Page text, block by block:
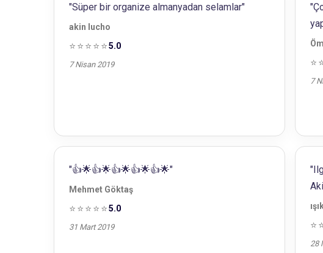
"Süper bir organize almanyadan selamlar"
akin lucho
⭐⭐⭐⭐⭐5.0
7 Nisan 2019
7
"👍🌟👍🌟👍🌟👍🌟👍🌟"
Mehmet Göktaş
⭐⭐⭐⭐⭐5.0
31 Mart 2019
28